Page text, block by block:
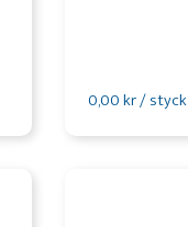
0,00 kr / styck